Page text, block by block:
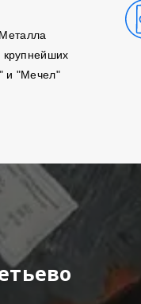
крупнейших
и "Мечел"